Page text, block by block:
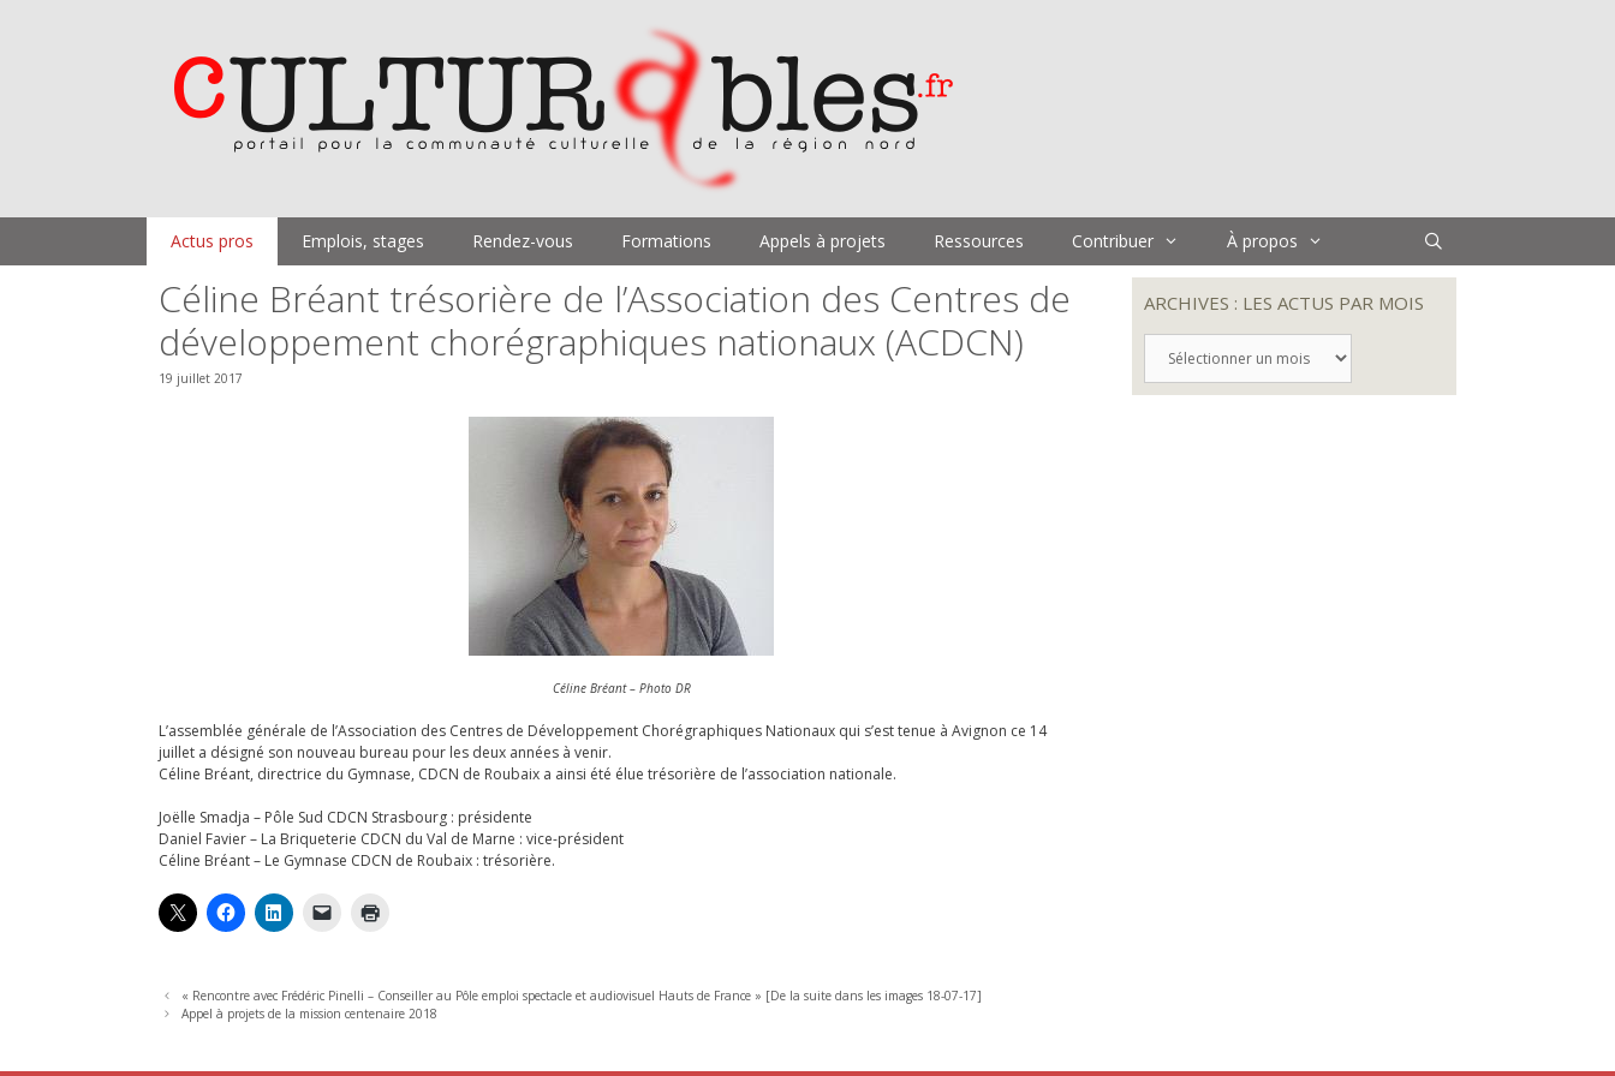
Actus pros Emplois, stages Rendez-vous Formations Appels à projets Ressources Contribuer À propos
Céline Bréant trésorière de l’Association des Centres de
développement chorégraphiques nationaux (ACDCN)
19 juillet 2017
Céline Bréant – Photo DR
L’assemblée générale de l’Association des Centres de Développement Chorégraphiques Nationaux qui s’est tenue à Avignon ce 14
juillet a désigné son nouveau bureau pour les deux années à venir.
Céline Bréant, directrice du Gymnase, CDCN de Roubaix a ainsi été élue trésorière de l’association nationale.
Joëlle Smadja – Pôle Sud CDCN Strasbourg : présidente
Daniel Favier – La Briqueterie CDCN du Val de Marne : vice-président
Céline Bréant – Le Gymnase CDCN de Roubaix : trésorière.
« Rencontre avec Frédéric Pinelli – Conseiller au Pôle emploi spectacle et audiovisuel Hauts de France » [De la suite dans les images 18-07-17]
Appel à projets de la mission centenaire 2018
ARCHIVES : LES ACTUS PAR MOIS
LES